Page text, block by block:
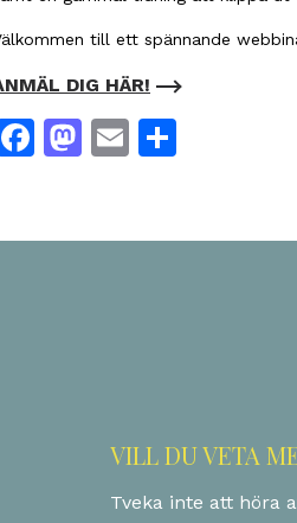
till ett spännande
DIG HÄR!
Facebook
Mastodon
Email
VILL DU VETA
Tveka inte att höra